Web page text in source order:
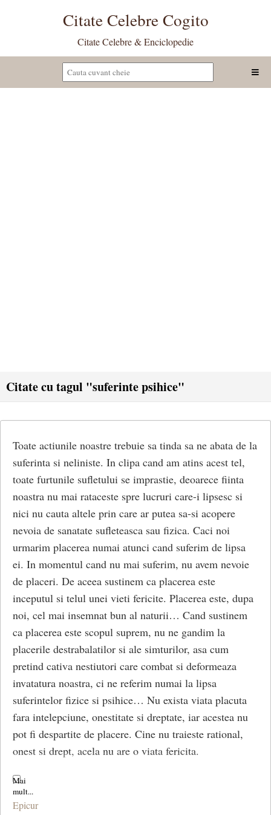
Citate Celebre Cogito
Citate Celebre & Enciclopedie
Citate cu tagul "suferinte psihice"
Toate actiunile noastre trebuie sa tinda sa ne abata de la
suferinta si neliniste. In clipa cand am atins acest tel,
toate furtunile sufletului se imprastie, deoarece fiinta
noastra nu mai rataceste spre lucruri care-i lipsesc si
nici nu cauta altele prin care ar putea sa-si acopere
nevoia de sanatate sufleteasca sau fizica. Caci noi
urmarim placerea numai atunci cand suferim de lipsa
ei. In momentul cand nu mai suferim, nu avem nevoie
de placeri. De aceea sustinem ca placerea este
inceputul si telul unei vieti fericite. Placerea este, dupa
noi, cel mai insemnat bun al naturii… Cand sustinem
ca placerea este scopul suprem, nu ne gandim la
placerile destrabalatilor si ale simturilor, asa cum
pretind cativa nestiutori care combat si deformeaza
invatatura noastra, ci ne referim numai la lipsa
suferintelor fizice si psihice… Nu exista viata placuta
fara intelepciune, onestitate si dreptate, iar acestea nu
pot fi despartite de placere. Cine nu traieste rational,
onest si drept, acela nu are o viata fericita.
Epicur